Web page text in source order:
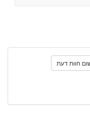
חוות דעת